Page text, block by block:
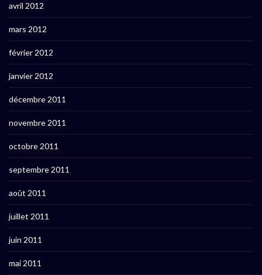
avril 2012
mars 2012
février 2012
janvier 2012
décembre 2011
novembre 2011
octobre 2011
septembre 2011
août 2011
juillet 2011
juin 2011
mai 2011